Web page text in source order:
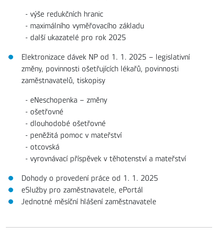
- výše redukčních hranic
- maximálního vyměřovacího základu
- další ukazatelé pro rok 2025
Elektronizace dávek NP od 1. 1. 2025 – legislativní
změny, povinnosti ošetřujících lékařů, povinnosti
zaměstnavatelů, tiskopisy
- eNeschopenka – změny
- ošetřovné
- dlouhodobé ošetřovné
- peněžitá pomoc v mateřství
- otcovská
- vyrovnávací příspěvek v těhotenství a mateřství
Dohody o provedení práce od 1. 1. 2025
eSlužby pro zaměstnavatele, ePortál
Jednotné měsíční hlášení zaměstnavatele